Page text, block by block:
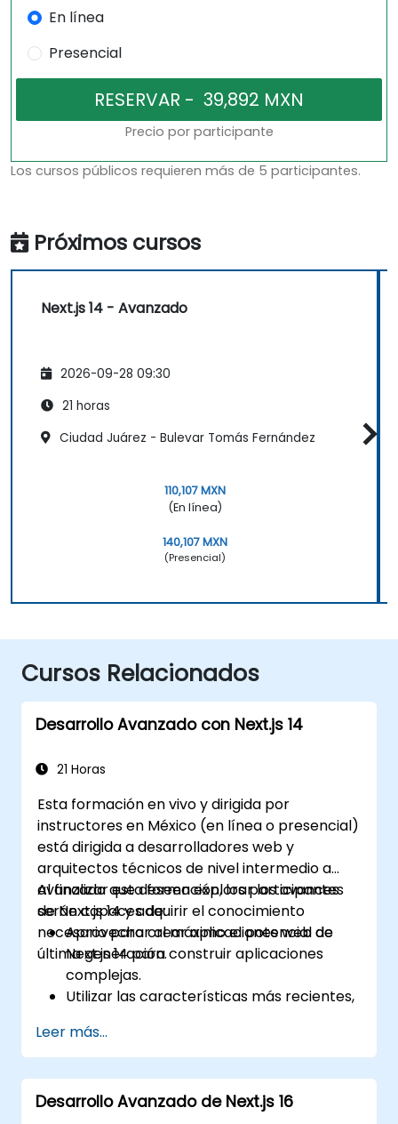
En línea
Presencial
Precio por participante
Los cursos públicos requieren más de 5 participantes.
Próximos cursos
Next.js 14 - Avanzado
2026-09-28 09:30
21 horas
Ciudad Juárez - Bulevar Tomás Fernández
110,107 MXN
(En línea)
140,107 MXN
(Presencial)
Cursos Relacionados
Desarrollo Avanzado con Next.js 14
21 Horas
Esta formación en vivo y dirigida por
instructores en México (en línea o presencial)
está dirigida a desarrolladores web y
arquitectos técnicos de nivel intermedio a
avanzado que deseen explorar los avances
de Next.js 14 y adquirir el conocimiento
necesario para crear aplicaciones web de
última generación.
Al finalizar esta formación, los participantes
serán capaces de:
Aprovechar al máximo el potencial de
Next.js 14 para construir aplicaciones
complejas.
Utilizar las características más recientes,
Servidor React y Funciones de Borde.
Implementar buenas prácticas para
optimizar el rendimiento, la escalabilidad
y el SEO.
Leer más...
Desarrollo Avanzado de Next.js 16